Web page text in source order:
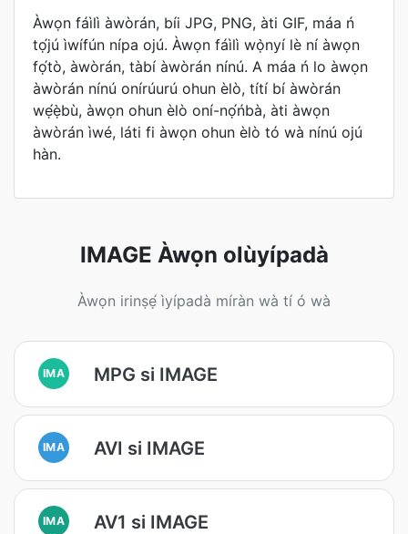
Àwọn fáìlì àwòrán, bíi JPG, PNG, àti GIF, máa ń
tọ́jú ìwífún nípa ojú. Àwọn fáìlì wọ̀nyí lè ní àwọn
fọ́tò, àwòrán, tàbí àwòrán nínú. A máa ń lo àwọn
àwòrán nínú onírúurú ohun èlò, títí bí àwòrán
wẹ́ẹ̀bù, àwọn ohun èlò oní-nọ́ńbà, àti àwọn
àwòrán ìwé, láti fi àwọn ohun èlò tó wà nínú ojú
hàn.
IMAGE Àwọn olùyípadà
Àwọn irinṣẹ́ ìyípadà míràn wà tí ó wà
IMA MPG si IMAGE
IMA AVI si IMAGE
IMA AV1 si IMAGE